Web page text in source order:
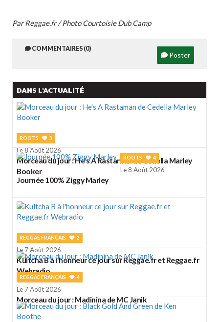
Par Reggae.fr / Photo Courtoisie Dub Camp
COMMENTAIRES (0)
Poster
DANS L'ACTUALITÉ
ROOTS 3
Le 8 Août 2026
Morceau du jour : He's A Rastaman de Cedella Marley
Booker
ROOTS 4
Le 8 Août 2026
Journée 100% Ziggy Marley
REGGAE FRANÇAIS 2
Le 7 Août 2026
Kultcha B à l'honneur ce jour sur Reggae.fr et Reggae.fr
Webradio
REGGAE FRANÇAIS 4
Le 7 Août 2026
Morceau du jour : Madinina de MC Janik